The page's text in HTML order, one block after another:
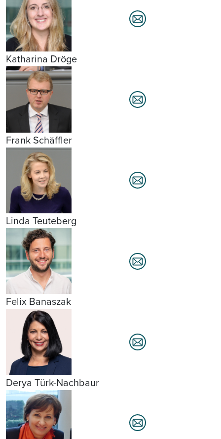
Katharina Dröge
Frank Schäffler
Linda Teuteberg
Felix Banaszak
Derya Türk-Nachbaur